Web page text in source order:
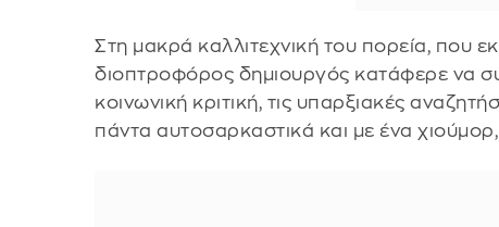
Στη μακρά καλλιτεχνική του πορεία, που
διοπτροφόρος δημιουργός κατάφερε να
κοινωνική κριτική, τις υπαρξιακές
πάντα αυτοσαρκαστικά και με ένα